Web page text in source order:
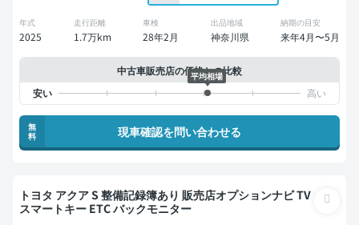
年式
2025
走行距離
1.7万km
車検
28年2月
出品地域
神奈川県
納期の目安
来年4月〜5月
中古車販売店の価格との比較
平均相場
無
料
現車確認を問い合わせる
トヨタ アクア S 整備記録簿あり 販売店オプションナビ TV
スマートキー ETC バックモニター